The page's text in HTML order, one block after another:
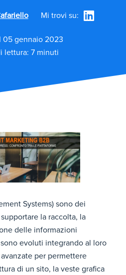
Mi trovi su:
05 gennaio 2023
lettura: 7 minuti
Systems) sono dei
la raccolta, la
delle informazioni
evoluti integrando al loro
per permettere
di un sito, la veste grafica